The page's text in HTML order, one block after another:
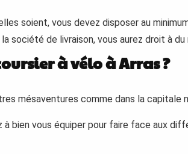
soient, vous devez disposer au
société de livraison, vous aurez droit à
à vélo à Arras ?
mésaventures comme dans la capitale
bien vous équiper pour faire face aux